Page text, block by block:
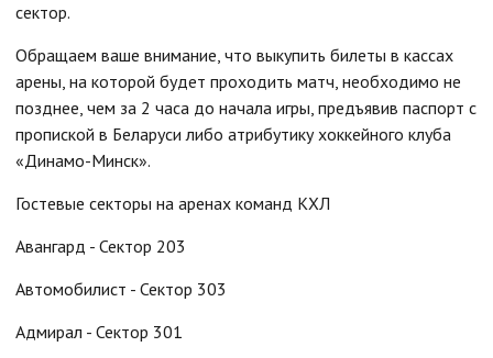
сектор.
Обращаем ваше внимание, что выкупить билеты в кассах
арены, на которой будет проходить матч, необходимо не
позднее, чем за 2 часа до начала игры, предъявив паспорт с
пропиской в Беларуси либо атрибутику хоккейного клуба
«Динамо-Минск».
Гостевые секторы на аренах команд КХЛ
Авангард - Сектор 203
Автомобилист - Сектор 303
Адмирал - Сектор 301